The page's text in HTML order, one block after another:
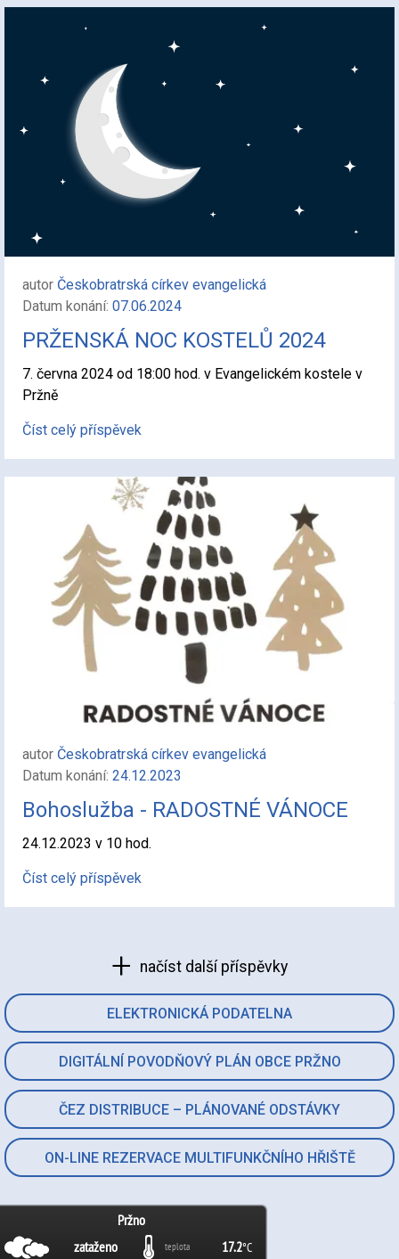
ELEKTRONICKÁ PODATELNA
DIGITÁLNÍ POVODŇOVÝ PLÁN OBCE PRŽNO
ČEZ DISTRIBUCE – PLÁNOVANÉ ODSTÁVKY
ON-LINE REZERVACE MULTIFUNKČNÍHO HŘIŠTĚ
autor Českobratrská církev evangelická
Datum konání: 07.06.2024
PRŽENSKÁ NOC KOSTELŮ 2024
7. června 2024 od 18:00 hod. v Evangelickém kostele v
Pržně
Číst celý příspěvek
autor Českobratrská církev evangelická
Datum konání: 24.12.2023
Bohoslužba - RADOSTNÉ VÁNOCE
24.12.2023 v 10 hod.
Číst celý příspěvek
načíst další příspěvky